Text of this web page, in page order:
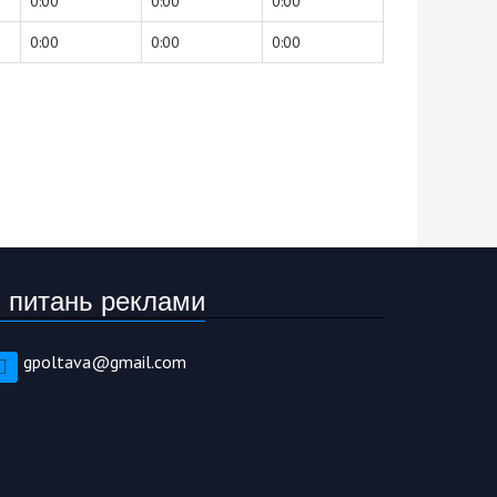
0:00 0:00 0:00
питань реклами
gpoltava@gmail.com